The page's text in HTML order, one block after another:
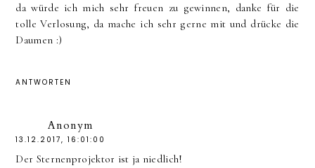
da würde ich mich sehr freuen zu gewinnen, danke für die
tolle Verlosung, da mache ich sehr gerne mit und drücke die
Daumen :)
ANTWORTEN
Anonym
13.12.2017, 16:01:00
Der Sternenprojektor ist ja niedlich!